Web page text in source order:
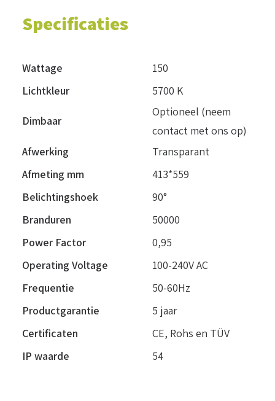
Specificaties
Wattage
150
Lichtkleur
5700 K
Dimbaar
Optioneel (neem
contact met ons op)
Afwerking
Transparant
Afmeting mm
413*559
Belichtingshoek
90°
Branduren
50000
Power Factor
0,95
Operating Voltage
100-240V AC
Frequentie
50-60Hz
Productgarantie
5 jaar
Certificaten
CE, Rohs en TÜV
IP waarde
54